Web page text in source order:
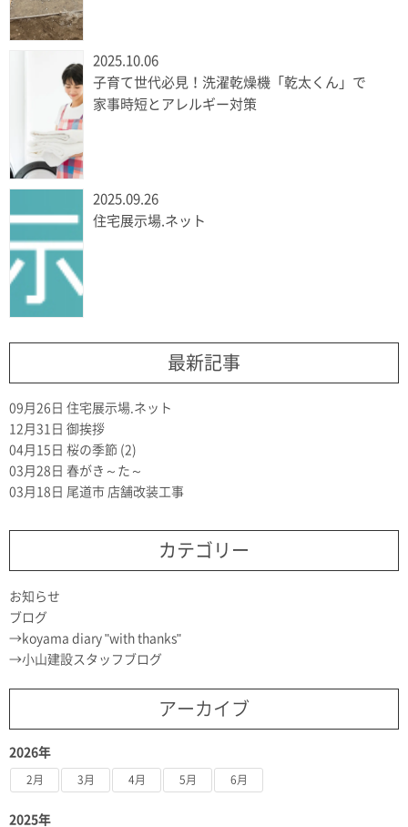
2025.10.06
子育て世代必見！洗濯乾燥機「乾太くん」で
家事時短とアレルギー対策
2025.09.26
住宅展示場.ネット
最新記事
09月26日 住宅展示場.ネット
12月31日 御挨拶
04月15日 桜の季節 (2)
03月28日 春がき～た～
03月18日 尾道市 店舗改装工事
カテゴリー
お知らせ
ブログ
koyama diary "with thanks"
小山建設スタッフブログ
アーカイブ
2026年
2月 3月 4月 5月 6月
2025年